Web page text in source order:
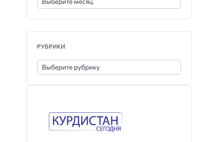
РУБРИКИ